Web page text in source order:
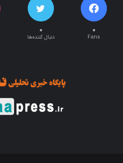
۰
Fans
۰
دنبال کننده‌ها